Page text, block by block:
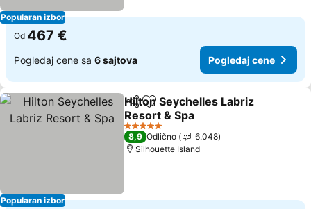
Popularan izbor
Od 467 €
Pogledaj cene sa 6 sajtova Pogledaj cene
Popularan izbor
Deli Dodati u favorite
Hilton Seychelles Labriz
Resort & Spa
5 Zvezdice
8,9 Odlično
6.048
Silhouette Island